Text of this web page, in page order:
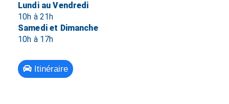
Lundi au Vendredi
10h à 21h
Samedi et Dimanche
10h à 17h
Itinéraire